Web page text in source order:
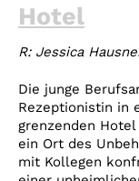
Hotel
R: Jessica
Die junge
Rezeptionistin in
grenzenden
ein Ort des
mit Kollegen